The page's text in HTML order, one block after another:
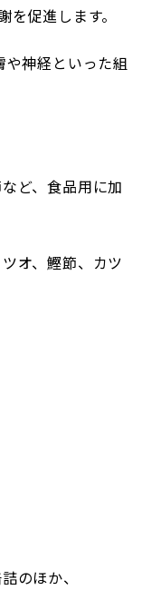
促進します。
神経といった組
ど、食品用に加
オ、鰹節、カツ
のほか、